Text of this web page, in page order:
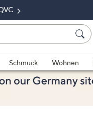
Schmuck Wohnen